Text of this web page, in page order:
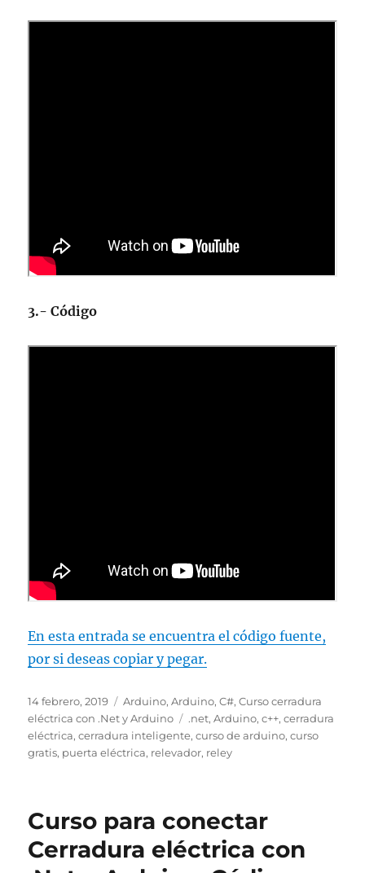
3.- Código
En esta entrada se encuentra el código fuente,
por si deseas copiar y pegar.
Publicado
el
14 febrero, 2019 Categorías
Arduino,Arduino,C#,Curso cerradura
eléctrica con .Net y Arduino
Etiquetas
.net,Arduino,c++,cerradura
eléctrica,cerradura inteligente,curso de arduino,curso
gratis, puerta eléctrica, relevador, reley
Curso para conectar
Cerradura eléctrica con